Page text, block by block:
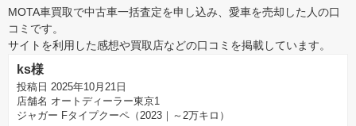
MOTA車買取で中古車一括査定を申し込み、愛車を売却した人の口
コミです。
サイトを利用した感想や買取店などの口コミを掲載しています。
ks様
投稿日 2025年10月21日
店舗名 オートディーラー東京1
ジャガー Fタイプクーペ（2023｜～2万キロ）